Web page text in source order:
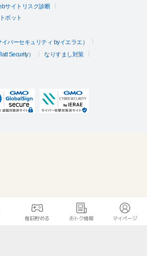
サイトリスク診断
ボット
バーセキュリティ byイエラエ）
Security）
なりすまし対策
毎日貯める おトク情報 マイページ